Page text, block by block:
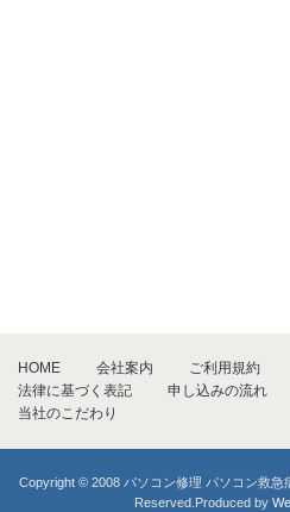
HOME 会社案内 ご利用規約
法律に基づく表記
申し込みの流れ
当社のこだわり
Copyright © 2008 パソコン修理 パソコン救急
Reserved.Produced by